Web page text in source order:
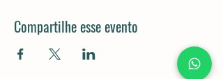
Compartilhe esse evento